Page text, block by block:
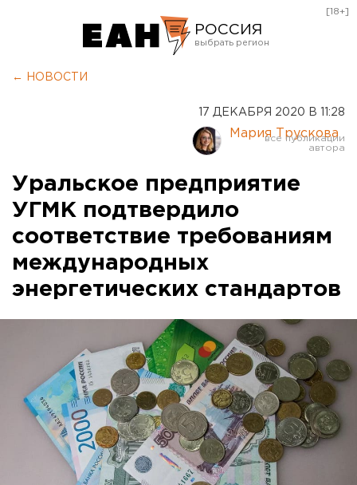
РОССИЯ
Курган
Оренбург
[18+]
← НОВОСТИ
17 ДЕКАБРЯ 2020 В 11:28
Мария Трускова
Уральское предприятие
УГМК подтвердило
соответствие требованиям
международных
энергетических стандартов